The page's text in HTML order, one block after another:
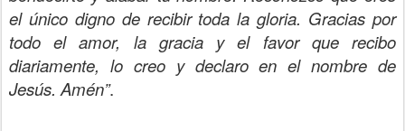
el único digno de recibir toda la gloria. Gracias por
todo el amor, la gracia y el favor que recibo
diariamente, lo creo y declaro en el nombre de
Jesús. Amén”.